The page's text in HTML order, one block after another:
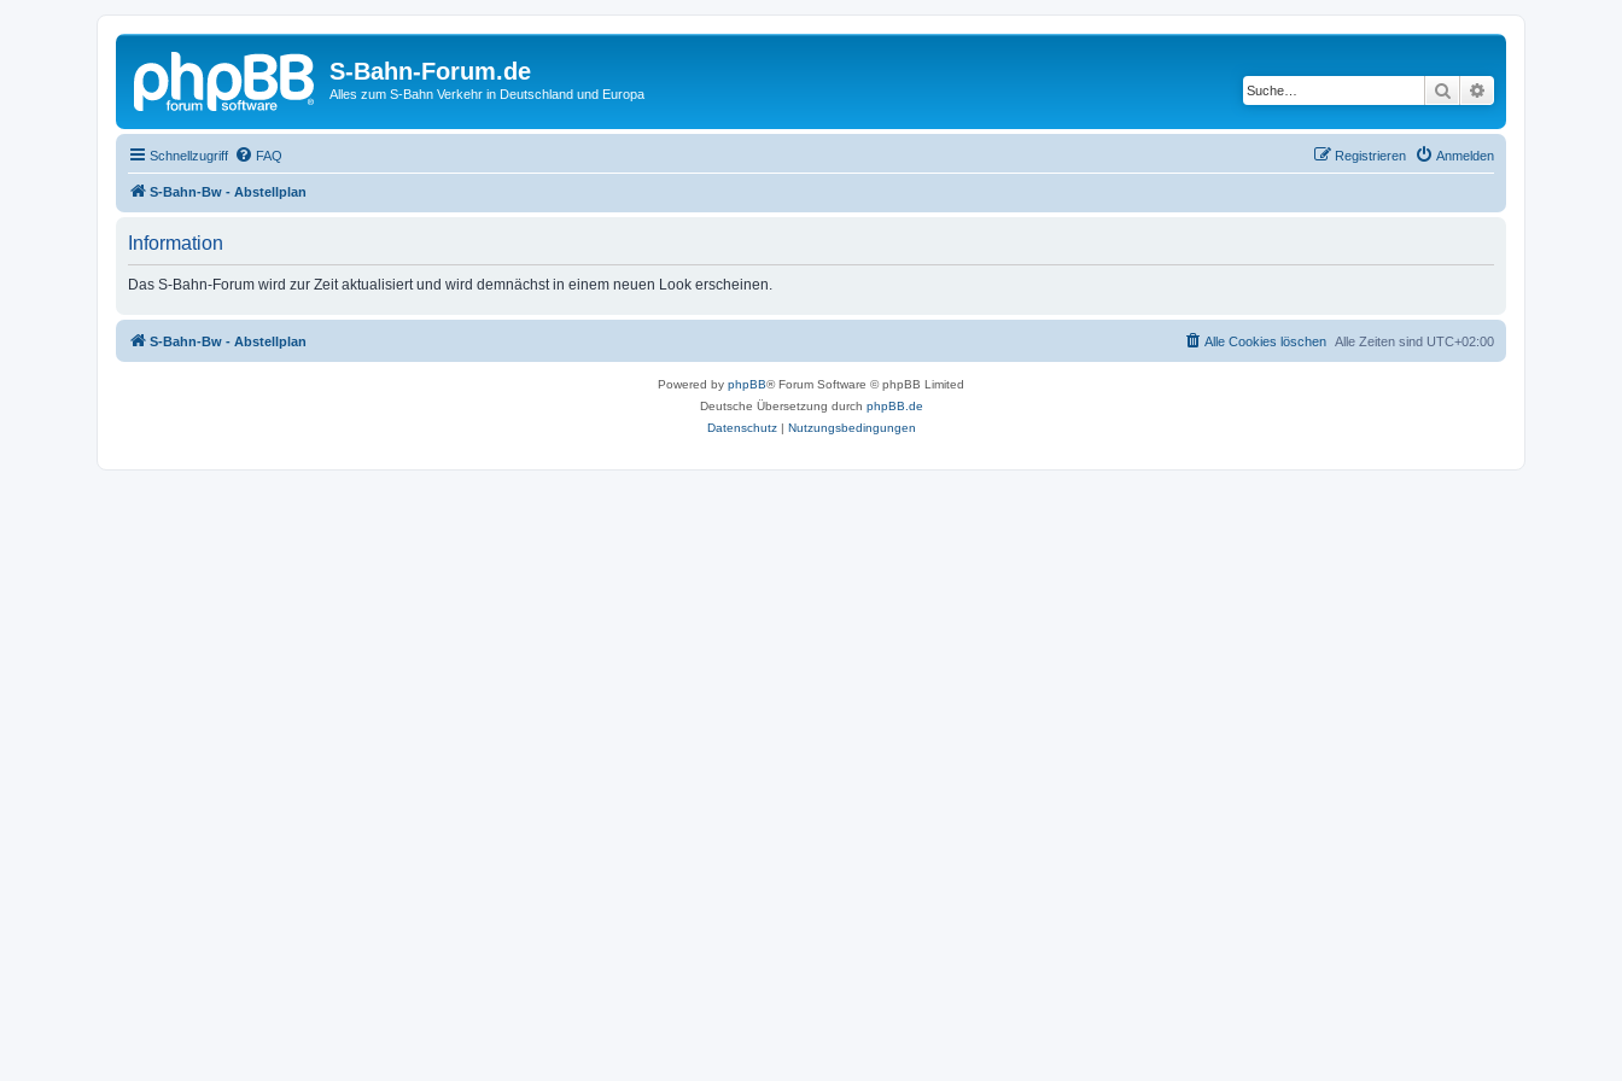
S-Bahn-Forum.de
Alles zum S-Bahn Verkehr in Deutschland und Europa Suche
Schnellzugriff FAQ Anmelden
Registrieren
S-Bahn-Bw - Abstellplan
Information
Das S-Bahn-Forum wird zur Zeit aktualisiert und wird demnächst in einem neuen Look erscheinen.
S-Bahn-Bw - Abstellplan Alle Zeiten sind UTC+02:00
Alle Cookies löschen
Powered by phpBB® Forum Software © phpBB Limited
Deutsche Übersetzung durch phpBB.de
Datenschutz| Nutzungsbedingungen